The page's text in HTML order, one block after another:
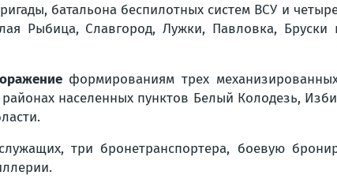
батальона беспилотных систем ВСУ и
Рыбица, Славгород, Лужки, Павловка, Бруски
формированиям трех
населенных пунктов Белый Колодезь,
три бронетранспортера, боевую